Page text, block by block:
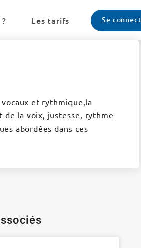
Les tarifs Se
et rythmique,la
de la voix, justesse, rythme
abordées dans ces